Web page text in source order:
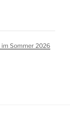
Sommer 2026